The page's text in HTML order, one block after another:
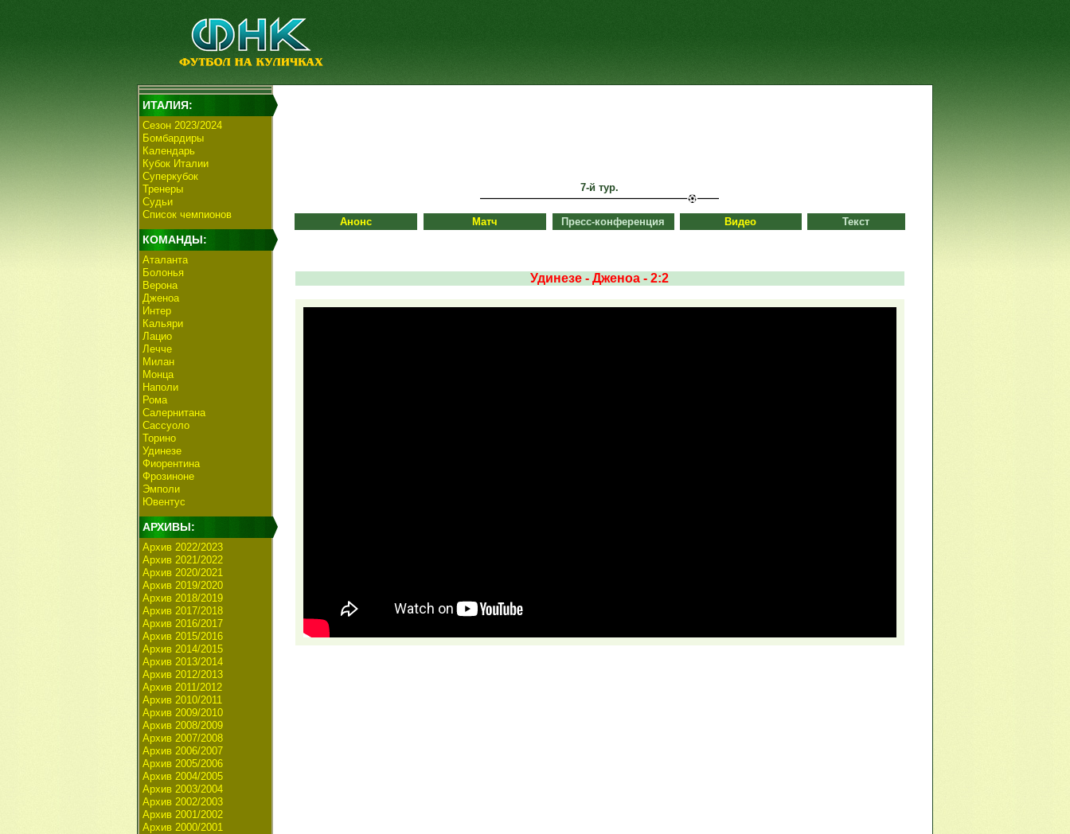
ИТАЛИЯ:
Сезон 2023/2024
Бомбардиры
Календарь
Кубок Италии
Суперкубок
Тренеры
Судьи
Список чемпионов
КОМАНДЫ:
Аталанта
Болонья
Верона
Дженоа
Интер
Кальяри
Лацио
Лечче
Милан
Монца
Наполи
Рома
Салернитана
Сассуоло
Торино
Удинезе
Фиорентина
Фрозиноне
Эмполи
Ювентус
АРХИВЫ:
Архив 2022/2023
Архив 2021/2022
Архив 2020/2021
Архив 2019/2020
Архив 2018/2019
Архив 2017/2018
Архив 2016/2017
Архив 2015/2016
Архив 2014/2015
Архив 2013/2014
Архив 2012/2013
Архив 2011/2012
Архив 2010/2011
Архив 2009/2010
Архив 2008/2009
Архив 2007/2008
Архив 2006/2007
Архив 2005/2006
Архив 2004/2005
Архив 2003/2004
Архив 2002/2003
Архив 2001/2002
Архив 2000/2001
7-й тур.
Анонс Матч Пресс-конференция Видео Текст
Удинезе - Дженоа - 2:2